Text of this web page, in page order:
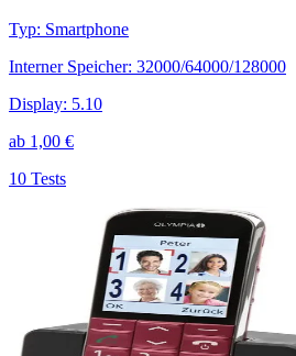
Typ: Smartphone
Interner Speicher: 32000/64000/128000
Display: 5.10
ab 1,00 €
10 Tests